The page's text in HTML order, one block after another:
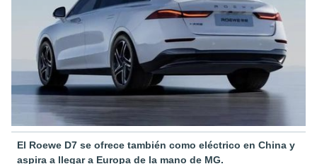
El Roewe D7 se ofrece también como eléctrico en China y
aspira a llegar a Europa de la mano de MG.